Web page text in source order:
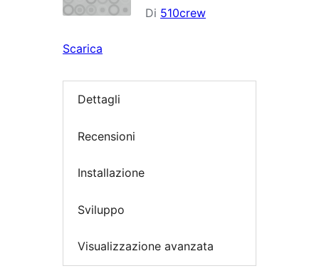
Di 510crew
Scarica
Dettagli
Recensioni
Installazione
Sviluppo
Visualizzazione avanzata